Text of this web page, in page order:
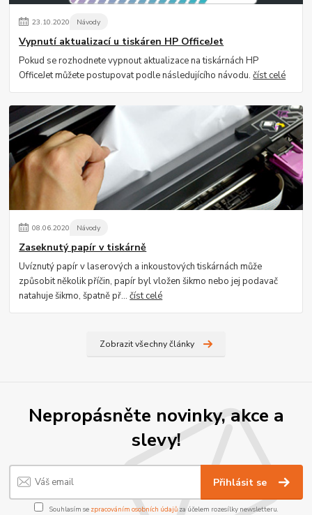
23.10.2020 Návody
Vypnutí aktualizací u tiskáren HP OfficeJet
Pokud se rozhodnete vypnout aktualizace na tiskárnách HP
OfficeJet můžete postupovat podle následujícího návodu.číst celé
08.06.2020 Návody
Zaseknutý papír v tiskárně
Uvíznutý papír v laserových a inkoustových tiskárnách může
způsobit několik příčin, papír byl vložen šikmo nebo jej podavač
natahuje šikmo, špatně př...číst celé
Zobrazit všechny články
Nepropásněte novinky, akce a
slevy!
Přihlásit se
Souhlasím se zpracováním osobních údajůza účelem rozesílky newsletteru.